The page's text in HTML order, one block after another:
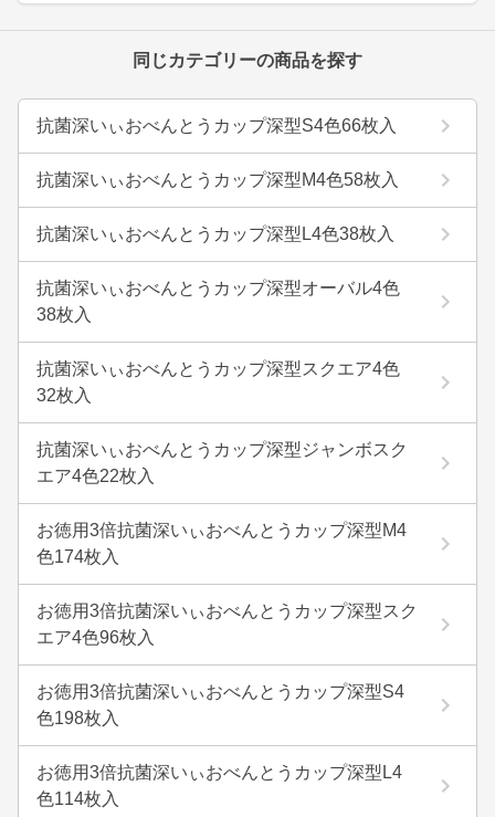
同じカテゴリーの商品を探す
抗菌深いぃおべんとうカップ深型S4色66枚入
抗菌深いぃおべんとうカップ深型M4色58枚入
抗菌深いぃおべんとうカップ深型L4色38枚入
抗菌深いぃおべんとうカップ深型オーバル4色
38枚入
抗菌深いぃおべんとうカップ深型スクエア4色
32枚入
抗菌深いぃおべんとうカップ深型ジャンボスク
エア4色22枚入
お徳用3倍抗菌深いぃおべんとうカップ深型M4
色174枚入
お徳用3倍抗菌深いぃおべんとうカップ深型スク
エア4色96枚入
お徳用3倍抗菌深いぃおべんとうカップ深型S4
色198枚入
お徳用3倍抗菌深いぃおべんとうカップ深型L4
色114枚入